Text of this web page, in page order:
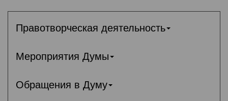
Правотворческая деятельность
Мероприятия Думы
Обращения в Думу